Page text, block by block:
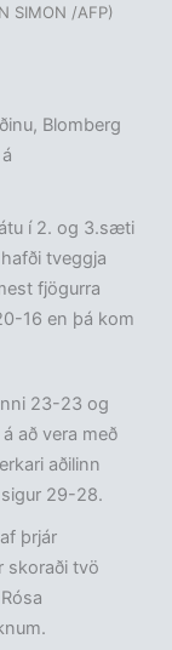
SIMON /AFP)
Blomberg
í 2. og 3.sæti
tveggja
fjögurra
16 en þá kom
23-23 og
að vera með
aðilinn
29-28.
þrjár
skoraði tvö